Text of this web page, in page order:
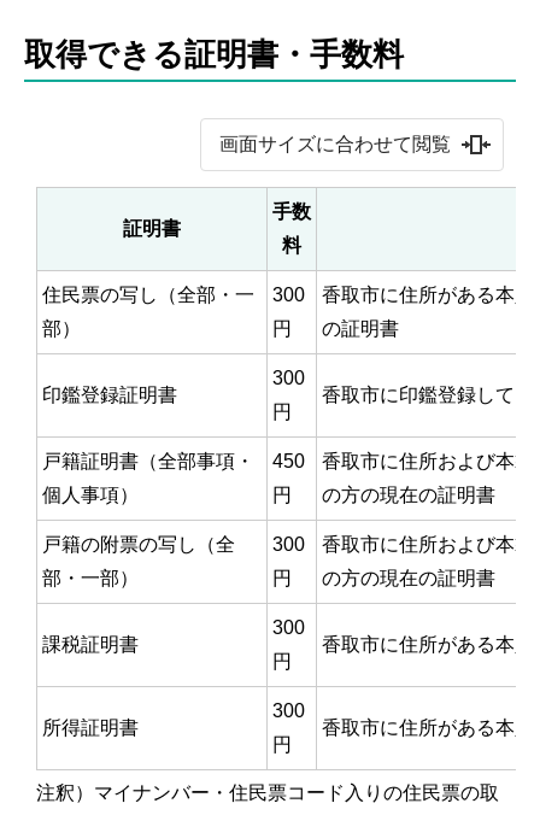
取得できる証明書・手数料
画面サイズに合わせて閲覧
証明書
手数
料
住民票の写し（全部・一
部）
300
円
香取市に住所がある本
の証明書
印鑑登録証明書
300
円
香取市に印鑑登録して
戸籍証明書（全部事項・
個人事項）
450
円
香取市に住所および本
の方の現在の証明書
戸籍の附票の写し（全
部・一部）
300
円
香取市に住所および本
の方の現在の証明書
課税証明書
300
円
香取市に住所がある本
所得証明書
300
円
香取市に住所がある本
注釈）マイナンバー・住民票コード入りの住民票の取